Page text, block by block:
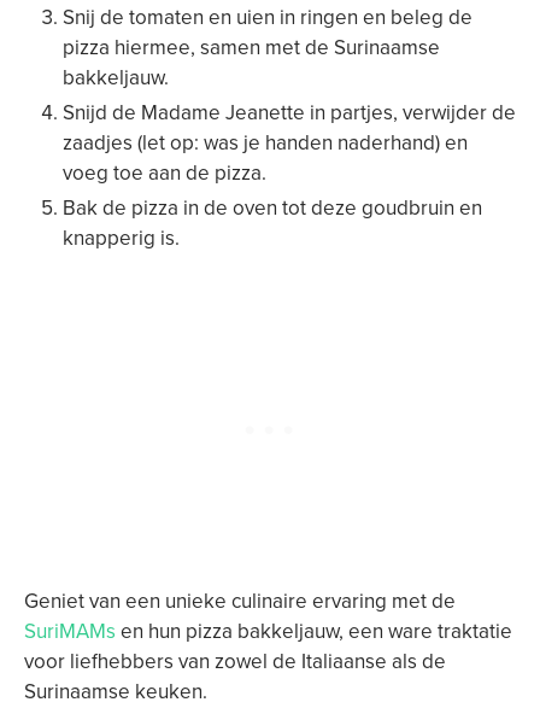
Snij de tomaten en uien in ringen en beleg de
pizza hiermee, samen met de Surinaamse
bakkeljauw.
Snijd de Madame Jeanette in partjes, verwijder de
zaadjes (let op: was je handen naderhand) en
voeg toe aan de pizza.
Bak de pizza in de oven tot deze goudbruin en
knapperig is.
Geniet van een unieke culinaire ervaring met de
SuriMAMs en hun pizza bakkeljauw, een ware traktatie
voor liefhebbers van zowel de Italiaanse als de
Surinaamse keuken.